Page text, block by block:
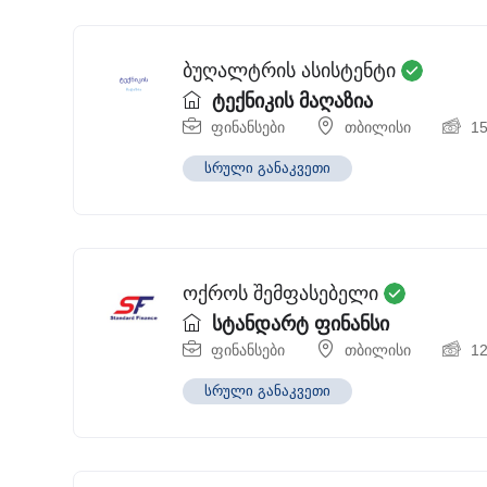
ბუღალტრის ასისტენტი
ტექნიკის მაღაზია
ფინანსები თბილისი
სრული განაკვეთი
ოქროს შემფასებელი
სტანდარტ ფინანსი
ფინანსები თბილისი
სრული განაკვეთი